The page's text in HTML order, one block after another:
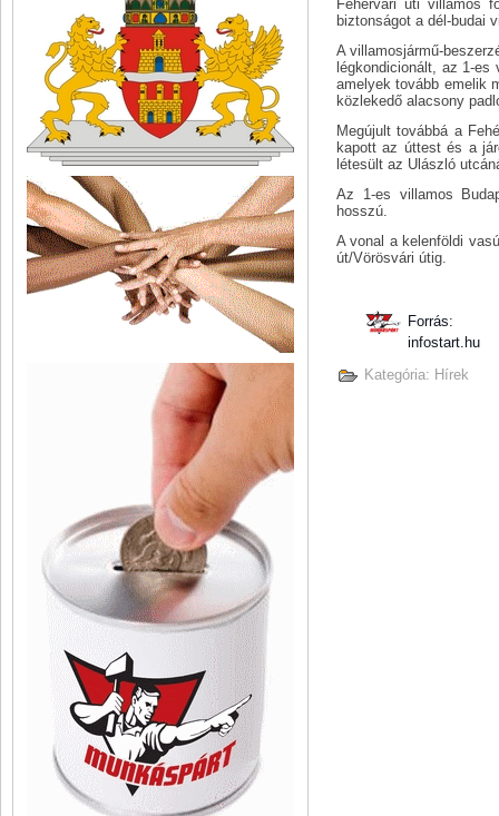
Fehérvári úti villamos
biztonságot a dél-budai
A villamosjármű-
légkondicionált, az 1-
amelyek tovább emelik
közlekedő alacsony
Megújult továbbá a
kapott az úttest és a
létesült az Ulászló
Az 1-es villamos
hosszú.
A vonal a kelenföldi
út/Vörösvári útig.
Forrás:
infostart.hu
Kategória: Hírek